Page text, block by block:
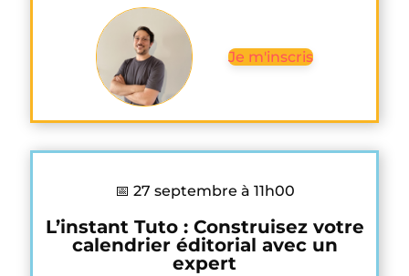
Je m'inscris
📅 27 septembre à 11h00
L’instant Tuto : Construisez votre
calendrier éditorial avec un
expert